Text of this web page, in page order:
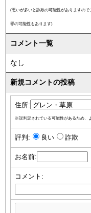
(悪いが多いと詐欺の可能性がありますの
罪の可能性もあります)
コメント一覧
なし
新規コメントの投稿
住所:
※誤判定されている可能性があるため、
評判: 良い 詐欺
お名前:
コメント: